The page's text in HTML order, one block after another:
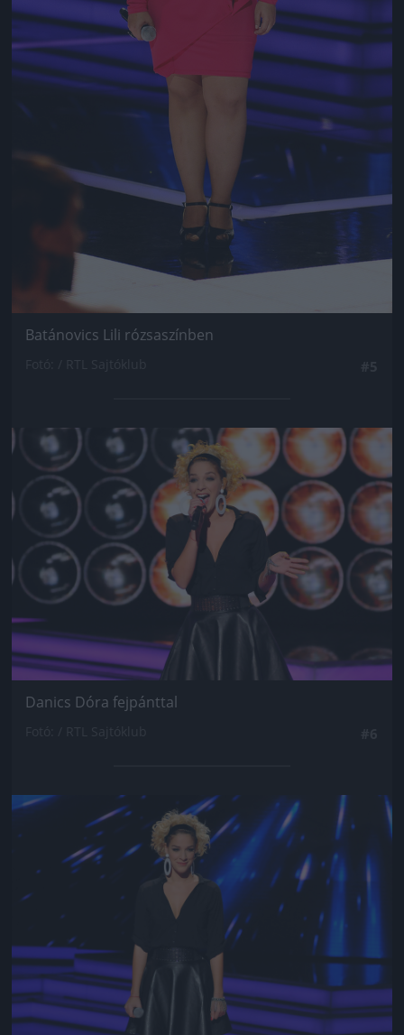
Batánovics Lili rózsaszínben
Jön még kép!
Danics Dóra fejpánttal
Jön még kép!